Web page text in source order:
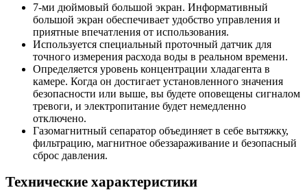
7-ми дюймовый большой экран. Информативный
большой экран обеспечивает удобство управления и
приятные впечатления от использования.
Используется специальный проточный датчик для
точного измерения расхода воды в реальном времени.
Определяется уровень концентрации хладагента в
камере. Когда он достигает установленного значения
безопасности или выше, вы будете оповещены сигналом
тревоги, и электропитание будет немедленно
отключено.
Газомагнитный сепаратор объединяет в себе вытяжку,
фильтрацию, магнитное обеззараживание и безопасный
сброс давления.
Технические характеристики